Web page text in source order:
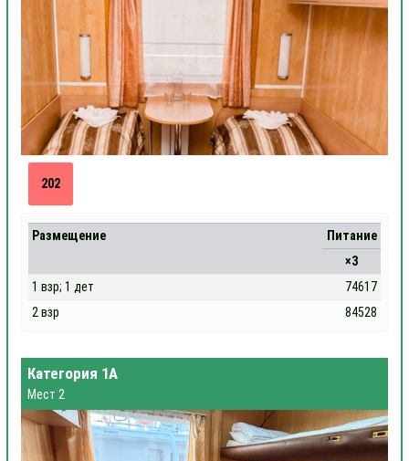
202
Размещение
Питание
×3
1 взр; 1 дет
74617
2 взр
84528
Категория 1А
Мест 2